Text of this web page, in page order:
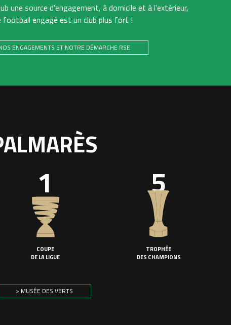
une source d'engagement, à domicile et à l'extérieur,
football engagé est un club plus fort !
ENGAGEMENTS ET NOTRE DÉMARCHE RSE
1
COUPE
DE LA LIGUE
5
TROPHÉE
DES CHAMPIONS
> MUSÉE DES VERTS